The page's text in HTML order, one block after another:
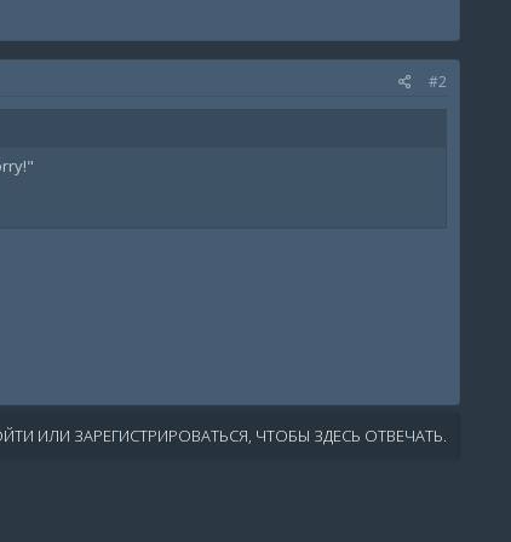
#2
ИЛИ ЗАРЕГИСТРИРОВАТЬСЯ, ЧТОБЫ ЗДЕСЬ ОТВЕЧАТЬ.